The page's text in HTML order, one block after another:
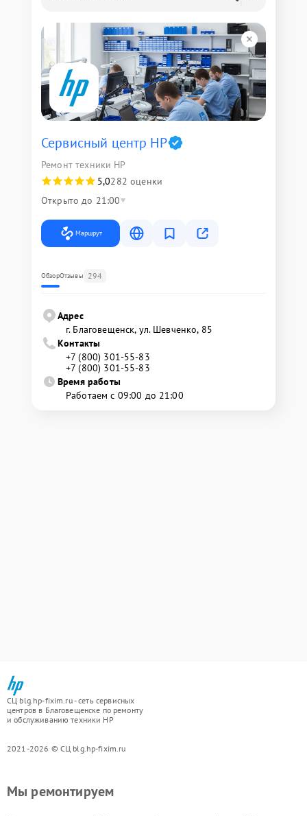
Сервисный центр HP
Ремонт техники HP
5,0282 оценки
Открыто до 21:00
Маршрут
ОбзорОтзывы 294
Адрес
г. Благовещенск, ул. Шевченко, 85
Контакты
+7 (800) 301-55-83
+7 (800) 301-55-83
Время работы
Работаем с 09:00 до 21:00
СЦ blg.hp-fixim.ru - сеть сервисных
центров в Благовещенске по ремонту
и обслуживанию техники HP
2021-2026 © СЦ blg.hp-fixim.ru
Мы ремонтируем